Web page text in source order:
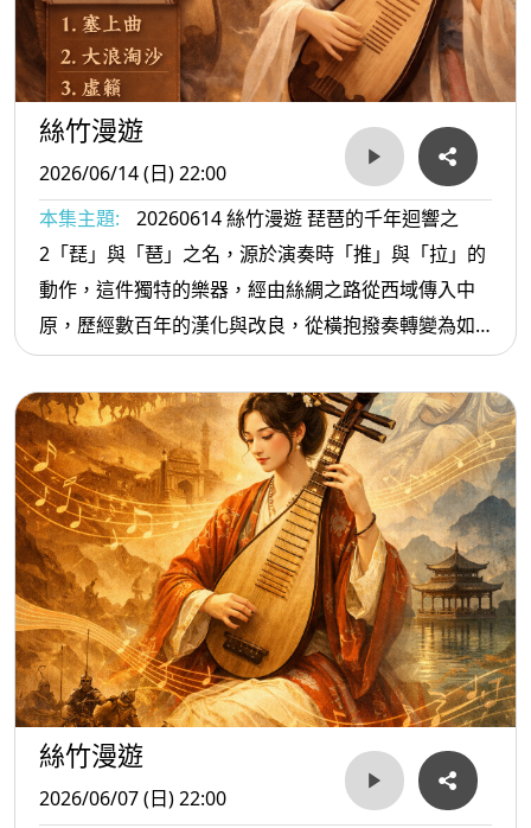
樂《賽龍奪錦》揭開序幕，以奔放旋律描繪龍舟競渡
的熱鬧氣象，並結合蕭泰然《龍舟競渡》與隋唐古曲
《泛龍舟》，展現節慶的多重面貌。針對屈原的文
學，我們面對「知楚不易」的挑戰，深入探討為何楚
辭作為「視覺性」文學在譜曲上的艱難。節目後半深
入《離騷》的音樂生命：透過晚唐琴家陳康士所作、
管平湖大師演繹的《離騷》，聽見「始則抑鬱，繼則
豪爽」的生命張力；隨後聆聽李煥之的古箏協奏曲
《汨羅江幻想曲》，以及秦文琛感悟《九章·懷沙》而
作的室內樂。這些作品不僅是對屈原這位愛國詩人的
為聲響的藝術實踐。
絲竹漫遊
2026/06/14 (日) 22:00
本集主題:
20260614 絲竹漫遊 琵琶的千年迴響之
2「琵」與「琶」之名，源於演奏時「推」與「拉」的
動作，這件獨特的樂器，經由絲綢之路從西域傳入中
原，歷經數百年的漢化與改良，從橫抱撥奏轉變為如
今豎抱指彈的精緻形態，成為中西文化交流最深刻的
見證者。
絲竹漫遊
2026/06/07 (日) 22:00